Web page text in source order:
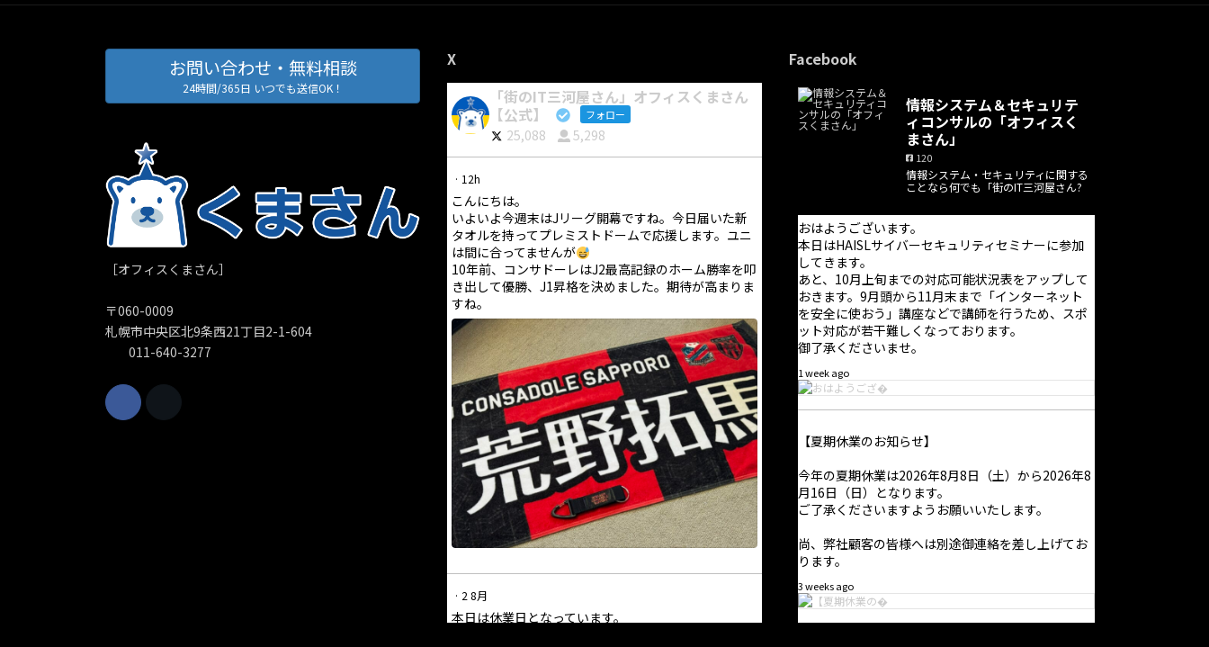
お問い合わせ・無料相談
24時間/365日 いつでも送信OK！
［オフィスくまさん］
〒060-0009
札幌市中央区北9条西21丁目2-1-604
011-640-3277
X
「街のIT三河屋さん」オフィスくまさん
【公式】
フォロー
25,088 5,298
· 12h
こんにちは。
いよいよ今週末はJリーグ開幕ですね。今日届いた新
タオルを持ってプレミストドームで応援します。ユニ
は間に合ってませんが
10年前、コンサドーレはJ2最高記録のホーム勝率を叩
き出して優勝、J1昇格を決めました。期待が高まりま
すね。
· 2 8月
本日は休業日となっています。
Facebook
情報システム＆セキュリテ
ィコンサルの「オフィスく
まさん」
120
情報システム・セキュリティに関する
ことなら何でも「街のIT三河屋さん?
おはようございます。
本日はHAISLサイバーセキュリティセミナーに参加
してきます。
あと、10月上旬までの対応可能状況表をアップして
おきます。9月頭から11月末まで「インターネット
を安全に使おう」講座などで講師を行うため、スポ
ット対応が若干難しくなっております。
御了承くださいませ。
1 week ago
【夏期休業のお知らせ】
今年の夏期休業は2026年8月8日（土）から2026年8
月16日（日）となります。
ご了承くださいますようお願いいたします。
尚、弊社顧客の皆様へは別途御連絡を差し上げてお
ります。
3 weeks ago